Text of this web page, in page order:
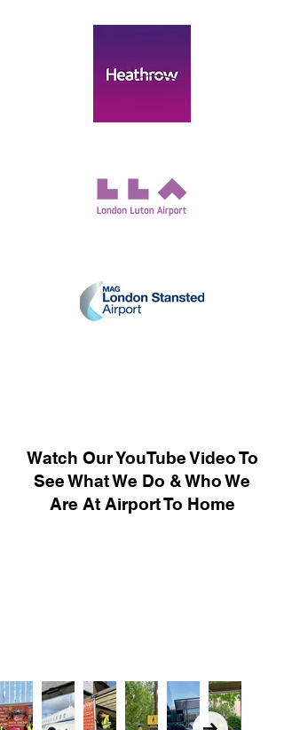
Watch Our YouTube Video To
See What We Do & Who We
Are At Airport To Home